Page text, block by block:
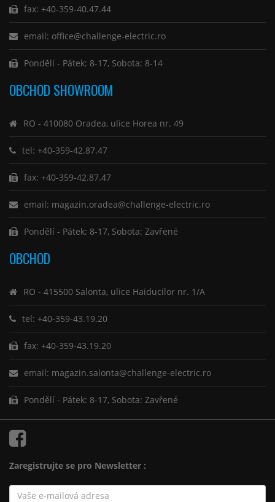
fax: +40-359-40.47.44
email: office@challenge-electric.ro
Pondělí - Pátek: 8-17, Sobota: 8-14
OBCHOD SHOWROOM
RO - 410080 Oradea, ulice Horea nr. 49
tel: +40-359-42.87.47
fax: +40-359-42.87.47
email: magazin.oradea@challenge-electric.ro
Pondělí - Pátek: 8-17, Sobota: Zavřené
OBCHOD
RO - 415500 Salonta, ulice Haiducilor nr. 1/A
tel: +40-359-43.19.20
fax: +40-359-43.19.20
email: magazin.salonta@challenge-electric.ro
Pondělí - Pátek: 8-17, Sobota: Zavřené
Zaregistrujte se pro Newsletter :